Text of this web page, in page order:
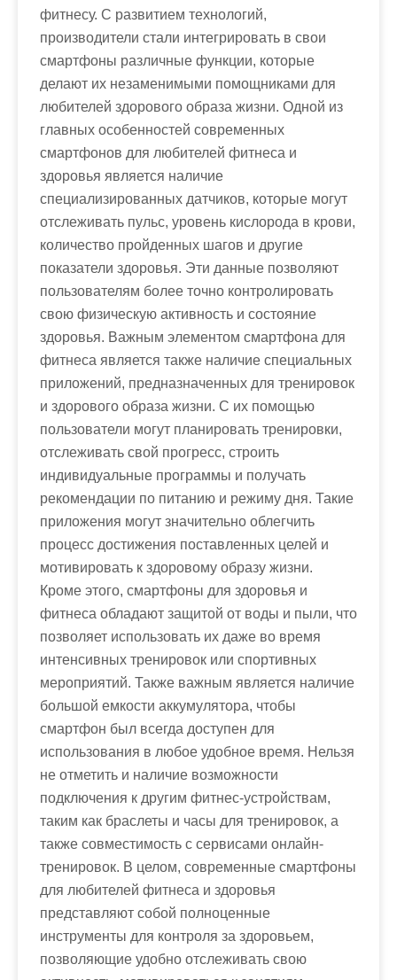
фитнесу. С развитием технологий,
производители стали интегрировать в свои
смартфоны различные функции, которые
делают их незаменимыми помощниками для
любителей здорового образа жизни. Одной из
главных особенностей современных
смартфонов для любителей фитнеса и
здоровья является наличие
специализированных датчиков, которые могут
отслеживать пульс, уровень кислорода в крови,
количество пройденных шагов и другие
показатели здоровья. Эти данные позволяют
пользователям более точно контролировать
свою физическую активность и состояние
здоровья. Важным элементом смартфона для
фитнеса является также наличие специальных
приложений, предназначенных для тренировок
и здорового образа жизни. С их помощью
пользователи могут планировать тренировки,
отслеживать свой прогресс, строить
индивидуальные программы и получать
рекомендации по питанию и режиму дня. Такие
приложения могут значительно облегчить
процесс достижения поставленных целей и
мотивировать к здоровому образу жизни.
Кроме этого, смартфоны для здоровья и
фитнеса обладают защитой от воды и пыли, что
позволяет использовать их даже во время
интенсивных тренировок или спортивных
мероприятий. Также важным является наличие
большой емкости аккумулятора, чтобы
смартфон был всегда доступен для
использования в любое удобное время. Нельзя
не отметить и наличие возможности
подключения к другим фитнес-устройствам,
таким как браслеты и часы для тренировок, а
также совместимость с сервисами онлайн-
тренировок. В целом, современные смартфоны
для любителей фитнеса и здоровья
представляют собой полноценные
инструменты для контроля за здоровьем,
позволяющие удобно отслеживать свою